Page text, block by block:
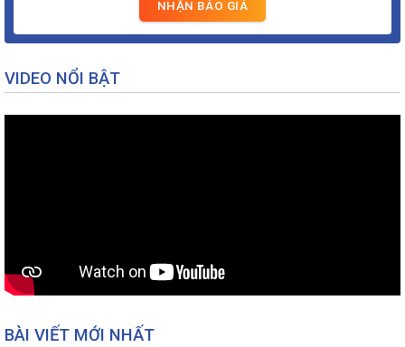
VIDEO NỔI BẬT
BÀI VIẾT MỚI NHẤT